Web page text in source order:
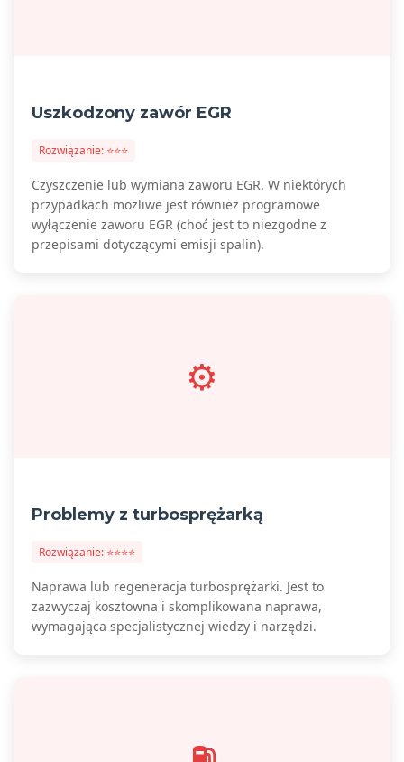
Uszkodzony zawór EGR
Rozwiązanie: ⭐⭐⭐
Czyszczenie lub wymiana zaworu EGR. W niektórych
przypadkach możliwe jest również programowe
wyłączenie zaworu EGR (choć jest to niezgodne z
przepisami dotyczącymi emisji spalin).
⚙️
Problemy z turbosprężarką
Rozwiązanie: ⭐⭐⭐⭐
Naprawa lub regeneracja turbosprężarki. Jest to
zazwyczaj kosztowna i skomplikowana naprawa,
wymagająca specjalistycznej wiedzy i narzędzi.